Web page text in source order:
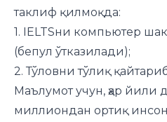
таклиф қилмоқда:
1. IELTSни компьютер
(бепул ўтказилади);
2. Тўловни тўлиқ
Маълумот учун, ҳар йили
миллиондан ортиқ